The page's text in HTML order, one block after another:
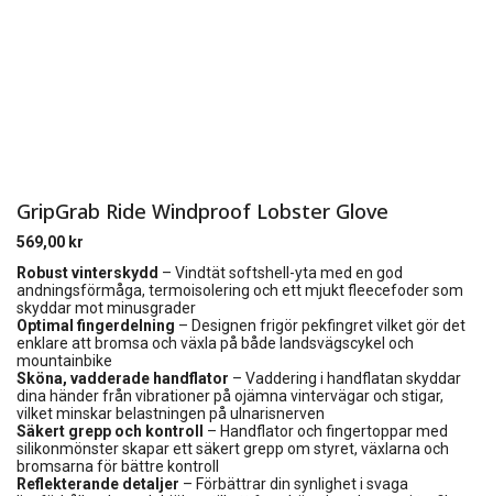
GripGrab Ride Windproof Lobster Glove
569,00 kr
Robust vinterskydd – Vindtät softshell-yta med en god
andningsförmåga, termoisolering och ett mjukt fleecefoder som
skyddar mot minusgrader
Optimal fingerdelning – Designen frigör pekfingret vilket gör det
enklare att bromsa och växla på både landsvägscykel och
mountainbike
Sköna, vadderade handflator – Vaddering i handflatan skyddar
dina händer från vibrationer på ojämna vintervägar och stigar,
vilket minskar belastningen på ulnarisnerven
Säkert grepp och kontroll
– Handflator och fingertoppar med
silikonmönster skapar ett säkert grepp om styret, växlarna och
bromsarna för bättre kontroll
Reflekterande detaljer – Förbättrar din synlighet i svaga